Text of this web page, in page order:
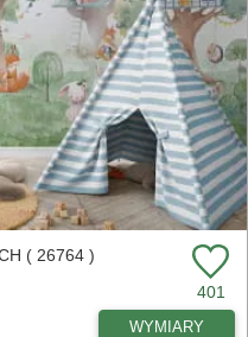
( 26764 )
401
WYMIARY